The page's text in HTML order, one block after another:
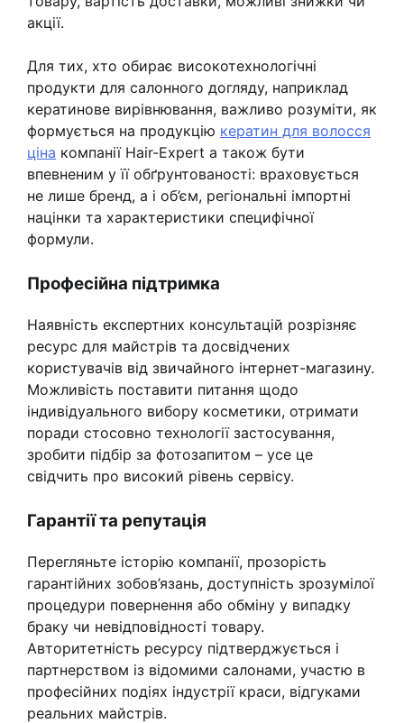
акції.
Для тих, хто обирає високотехнологічні
продукти для салонного догляду, наприклад
кератинове вирівнювання, важливо розуміти, як
формується на продукцію кератин для волосся
ціна компанії Hair-Expert а також бути
впевненим у її обґрунтованості: враховується
не лише бренд, а і об’єм, регіональні імпортні
націнки та характеристики специфічної
формули.
Професійна підтримка
Наявність експертних консультацій розрізняє
ресурс для майстрів та досвідчених
користувачів від звичайного інтернет-магазину.
Можливість поставити питання щодо
індивідуального вибору косметики, отримати
поради стосовно технології застосування,
зробити підбір за фотозапитом – усе це
свідчить про високий рівень сервісу.
Гарантії та репутація
Перегляньте історію компанії, прозорість
гарантійних зобов’язань, доступність зрозумілої
процедури повернення або обміну у випадку
браку чи невідповідності товару.
Авторитетність ресурсу підтверджується і
партнерством із відомими салонами, участю в
професійних подіях індустрії краси, відгуками
реальних майстрів.